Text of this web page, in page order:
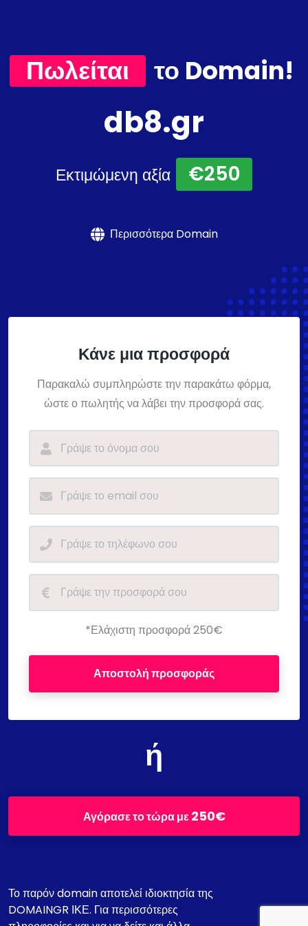
Πωλείται το Domain!
db8.gr
Εκτιμώμενη αξία €250
Περισσότερα Domain
Κάνε μια προσφορά
Παρακαλώ συμπληρώστε την παρακάτω φόρμα,
ώστε ο πωλητής να λάβει την προσφορά σας.
*Ελάχιστη προσφορά 250€
Αποστολή προσφοράς
ή
Αγόρασε το τώρα με250€
Το παρόν domain αποτελεί ιδιοκτησία της
DOMAINGR ΙΚΕ. Για περισσότερες